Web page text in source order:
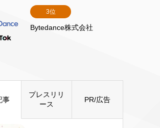
3位
Bytedance株式会社
事
プレスリリ
ース
PR/広告